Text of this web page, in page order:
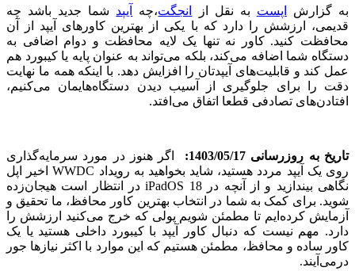
به گزارش اپست به نقل از انجگت،چه آیپد شما جدید باشد چه
قدیمی، ارزشش را دارد که با یکی از بهترین کاورهای آیپد از آن
محافظت کنید. کاور نه تنها یک لایه محافظت و دوام اضافی به
دستگاه شما اضافه می‌کند، بلکه می‌تواند به عنوان پایه یا کیبورد هم
عمل کند و قابلیت‌های آیپدتان را افزایش دهد. با اینکه همه ما نهایت
دقت را برای جلوگیری از آسیب دیدن دستگاه‌هایمان می‌کنیم،
افتادن‌های تصادفی قطعا اتفاق می‌افتد.
تاریخ به روزرسانی 1403/05/17:
اگر هنوز در مورد سرمایه‌گذاری
روی یک آیپد مردد هستید، شاید بخواهید به رویداد WWDC اخیر اپل
نگاهی بیندازید و از آنچه در iPadOS 18 در انتظار است هیجان‌زده
شوید. برای کمک به شما در انتخاب بهترین کاور محافظ، ما تحقیق و
آزمایش کرده‌ایم تا مطمئن شویم پولی که خرج می‌کنید ارزشش را
دارد. مهم نیست که دنبال کاور آیپد با کیبورد داخلی هستید یا یک
کاور ساده و محافظ، مطمئن هستیم که این موارد با اکثر نیازها جور
درمی‌آیند.